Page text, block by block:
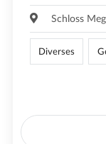
Schloss
Diverses